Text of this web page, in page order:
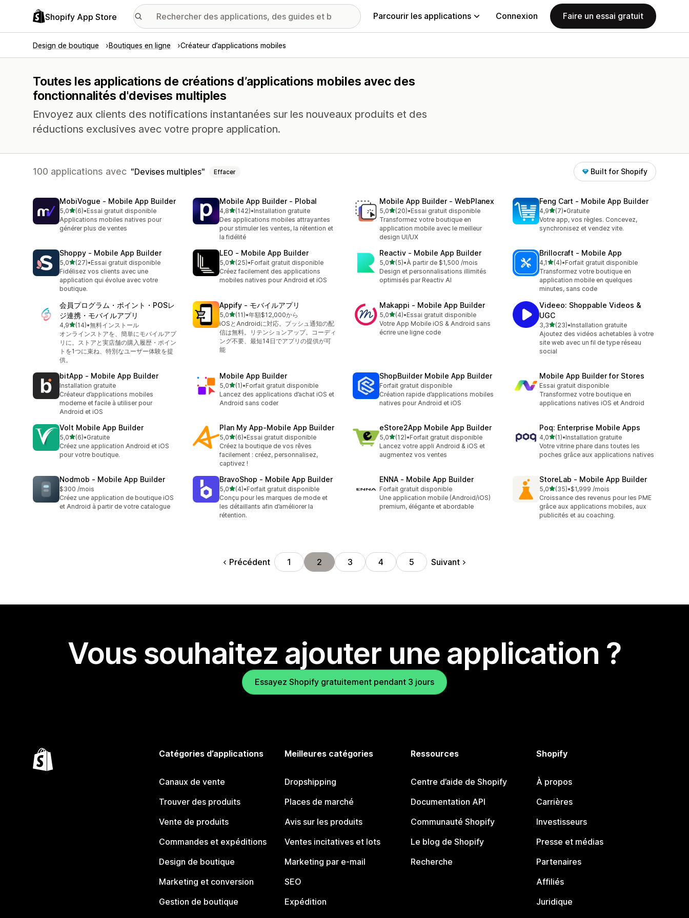
Shopify App Store Parcourir les applications Connexion Faire un essai gratuit
Design de boutique Boutiques en ligne Créateur d’applications mobiles
Toutes les applications de créations d’applications mobiles avec des
fonctionnalités d'devises multiples
Envoyez aux clients des notifications instantanées sur les nouveaux produits et des
réductions exclusives avec votre propre application.
100 applications avec Devises multiples Effacer Built for Shopify
MobiVogue ‑ Mobile App Builder
5,0étoile(s) sur 5
(6)
6 avis au total
•Essai gratuit disponible
Applications mobiles natives pour
générer plus de ventes
Mobile App Builder ‑ Plobal
4,8étoile(s) sur 5
(142)
142 avis au total
•Installation gratuite
Des applications mobiles attrayantes
pour stimuler les ventes, la rétention et
la fidélité
Mobile App Builder ‑ WebPlanex
5,0étoile(s) sur 5
(20)
20 avis au total
•Essai gratuit disponible
Transformez votre boutique en
application mobile avec le meilleur
design UI/UX
Feng Cart ‑ Mobile App Builder
4,9étoile(s) sur 5
(7)
7 avis au total
•Gratuite
Votre app, vos règles. Concevez,
synchronisez et vendez vite.
Shoppy ‑ Mobile App Builder
5,0étoile(s) sur 5
(27)
27 avis au total
•Essai gratuit disponible
Fidélisez vos clients avec une
application qui évolue avec votre
boutique.
LEO ‑ Mobile App Builder
5,0étoile(s) sur 5
(25)
25 avis au total
•Forfait gratuit disponible
Créez facilement des applications
mobiles natives pour Android et iOS
Reactiv ‑ Mobile App Builder
5,0étoile(s) sur 5
(5)
5 avis au total
•À partir de $1,500 /mois
Design et personnalisations illimités
optimisés par Reactiv AI
Brillocraft ‑ Mobile App
4,1étoile(s) sur 5
(4)
4 avis au total
•Forfait gratuit disponible
Transformez votre boutique en
application mobile en quelques
minutes, sans code
会員プログラム・ポイント・POSレ
ジ連携・モバイルアプリ
4,9étoile(s) sur 5
(14)
14 avis au total
•無料インストール
オンラインストアを、簡単にモバイルアプ
リに。ストアと実店舗の購入履歴・ポイン
トを1つに束ね、特別なユーザー体験を提
供。
Appify ‑ モバイルアプリ
5,0étoile(s) sur 5
(11)
11 avis au total
•年額$12,000から
iOSとAndroidに対応。プッシュ通知の配
信は無料。リテンションアップ。コーディ
ング不要、最短14日でアプリの提供が可
能
Makappi ‑ Mobile App Builder
5,0étoile(s) sur 5
(4)
4 avis au total
•Essai gratuit disponible
Votre App Mobile iOS & Android sans
écrire une ligne code
Videeo: Shoppable Videos &
UGC
3,3étoile(s) sur 5
(23)
23 avis au total
•Installation gratuite
Ajoutez des vidéos achetables à votre
site web avec un fil de type réseau
social
bitApp ‑ Mobile App Builder
Installation gratuite
Créateur d’applications mobiles
moderne et facile à utiliser pour
Android et iOS
Mobile App Builder
5,0étoile(s) sur 5
(1)
1 avis au total
•Forfait gratuit disponible
Lancez des applications d’achat iOS et
Android sans coder
ShopBuilder Mobile App Builder
Forfait gratuit disponible
Création rapide d’applications mobiles
natives pour Android et iOS
Mobile App Builder for Stores
Essai gratuit disponible
Transformez votre boutique en
applications natives iOS et Android
Volt Mobile App Builder
5,0étoile(s) sur 5
(6)
6 avis au total
•Gratuite
Créez une application Android et iOS
pour votre boutique.
Plan My App‑Mobile App Builder
5,0étoile(s) sur 5
(6)
6 avis au total
•Essai gratuit disponible
Créez la boutique de vos rêves
facilement : créez, personnalisez,
captivez !
eStore2App Mobile App Builder
5,0étoile(s) sur 5
(12)
12 avis au total
•Forfait gratuit disponible
Lancez votre appli Android & iOS et
augmentez vos ventes
Poq: Enterprise Mobile Apps
4,0étoile(s) sur 5
(1)
1 avis au total
•Installation gratuite
Votre vitrine phare dans toutes les
poches grâce aux applications natives
Nodmob ‑ Mobile App Builder
$300 /mois
Créez une application de boutique iOS
et Android à partir de votre catalogue
BravoShop ‑ Mobile App Builder
5,0étoile(s) sur 5
(4)
4 avis au total
•Forfait gratuit disponible
Conçu pour les marques de mode et
les détaillants afin d’améliorer la
rétention.
ENNA ‑ Mobile App Builder
Forfait gratuit disponible
Une application mobile (Android/iOS)
premium, élégante et abordable
StoreLab ‑ Mobile App Builder
5,0étoile(s) sur 5
(35)
35 avis au total
•$1,999 /mois
Croissance des revenus pour les PME
grâce aux applications mobiles, aux
publicités et au coaching.
Précédent 1 2 3 4 5 Suivant
Vous souhaitez ajouter une application ?
Essayez Shopify gratuitement pendant 3 jours
Catégories d’applications
Canaux de vente
Trouver des produits
Vente de produits
Commandes et expéditions
Design de boutique
Marketing et conversion
Gestion de boutique
Meilleures catégories
Dropshipping
Places de marché
Avis sur les produits
Ventes incitatives et lots
Marketing par e-mail
SEO
Expédition
Ressources
Centre d’aide de Shopify
Documentation API
Communauté Shopify
Le blog de Shopify
Recherche
Shopify
À propos
Carrières
Investisseurs
Presse et médias
Partenaires
Affiliés
Juridique